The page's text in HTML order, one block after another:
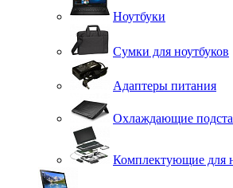
Ноутбуки
Сумки для ноутбуков
Адаптеры питания
Охлаждающие
Комплектующие для